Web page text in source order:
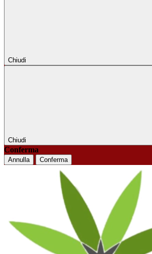
Chiudi
Chiudi
Conferma
Annulla Conferma